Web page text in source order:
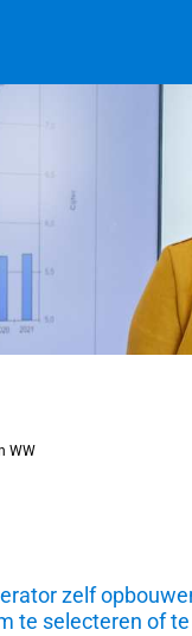
WW
zelf
te selecteren of